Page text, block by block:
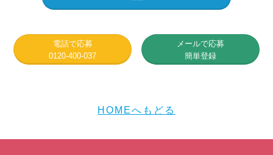
電話で応募
0120-400-037
メールで応募
簡単登録
HOMEへもどる